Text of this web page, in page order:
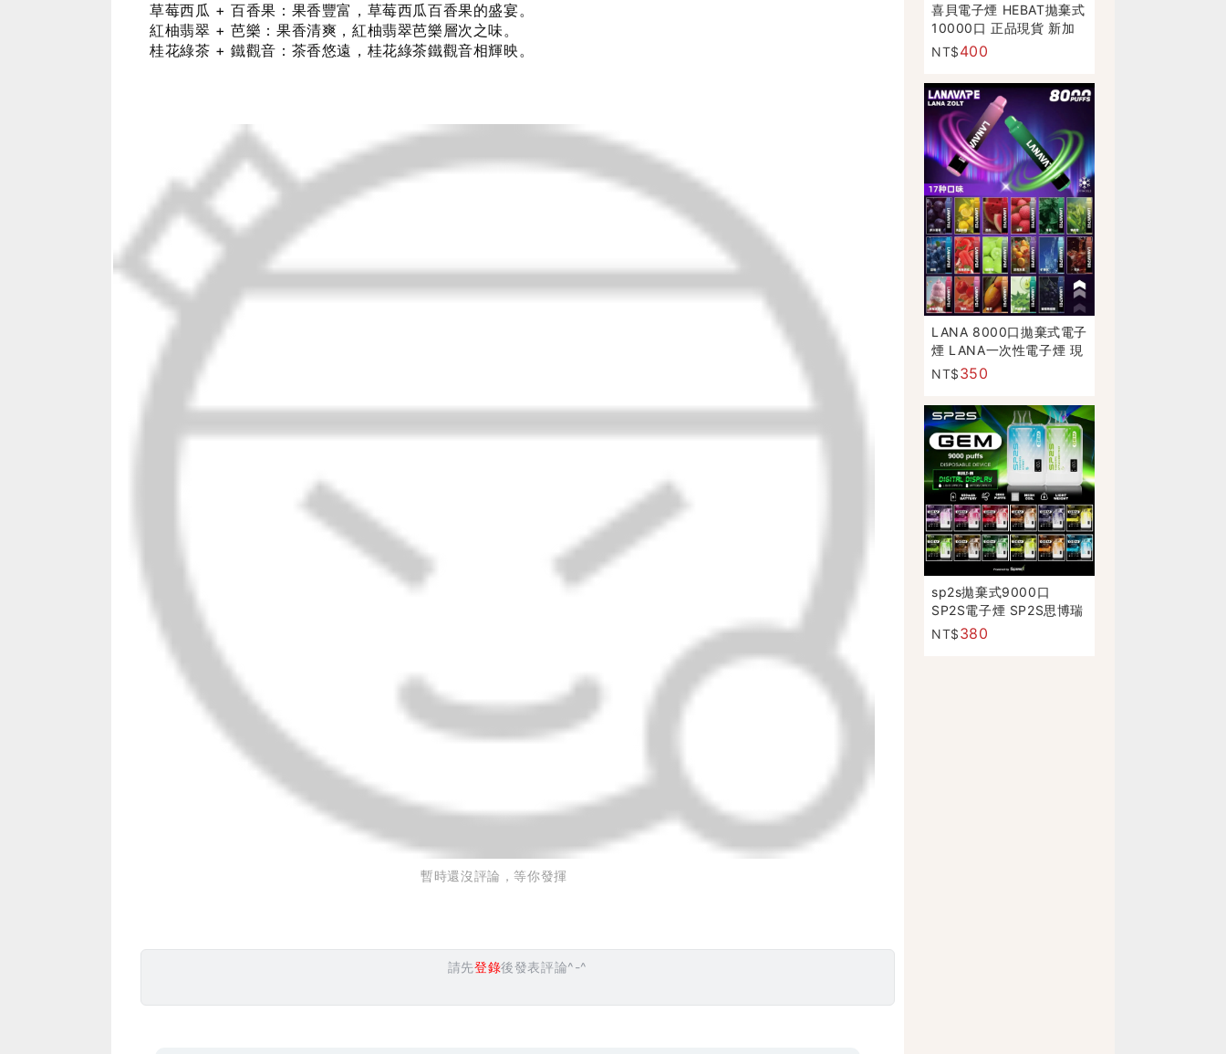
草莓西瓜 + 百香果：果香豐富，草莓西瓜百香果的盛宴。
紅柚翡翠 + 芭樂：果香清爽，紅柚翡翠芭樂層次之味。
桂花綠茶 + 鐵觀音：茶香悠遠，桂花綠茶鐵觀音相輝映。
暫時還沒評論，等你發揮
請先登錄後發表評論^-^
喜貝電子煙 HEBAT拋棄式
10000口 正品現貨 新加
口味
NT$400
LANA 8000口拋棄式電子
煙 LANA一次性電子煙 現
貨
NT$350
sp2s拋棄式9000口
SP2S電子煙 SP2S思博瑞
GEM 9000口
NT$380